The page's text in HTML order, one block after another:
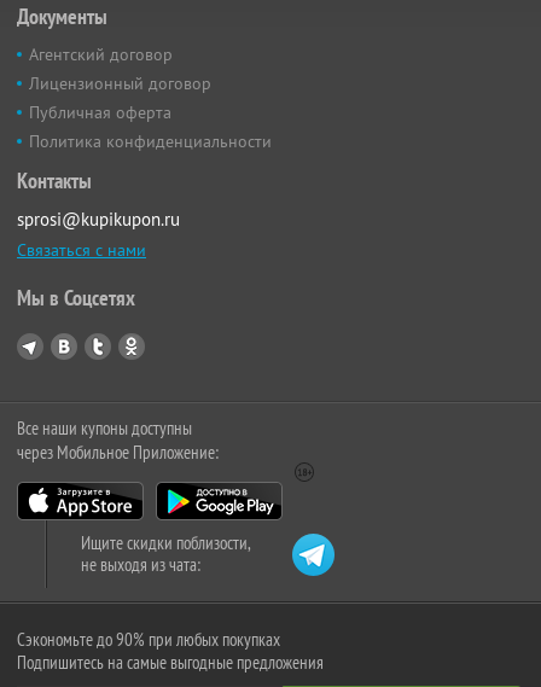
Документы
Агентский договор
Лицензионный договор
Публичная оферта
Политика конфиденциальности
Контакты
sprosi@kupikupon.ru
Связаться с нами
Мы в Соцсетях
Все наши купоны доступны
через Мобильное Приложение:
Ищите скидки поблизости,
не выходя из чата:
Сэкономьте до 90% при любых покупках
Подпишитесь на самые выгодные предложения